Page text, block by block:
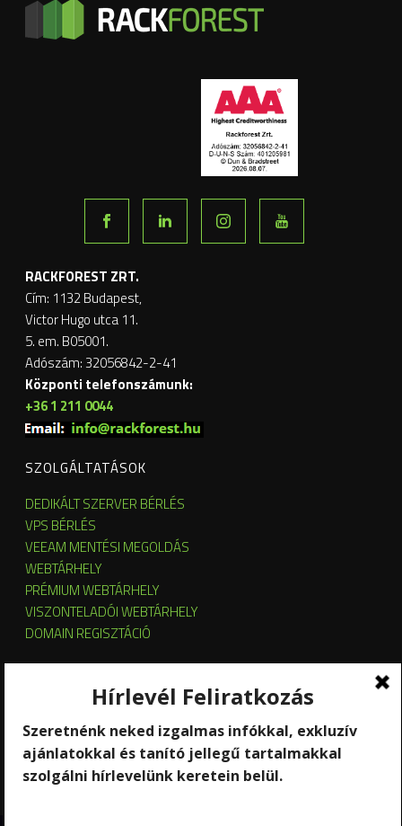
RACKFOREST ZRT.
Cím: 1132 Budapest,
Victor Hugo utca 11.
5. em. B05001.
Adószám: 32056842-2-41
Központi telefonszámunk:
+36 1 211 0044
SZOLGÁLTATÁSOK
DEDIKÁLT SZERVER BÉRLÉS
VPS BÉRLÉS
VEEAM MENTÉSI MEGOLDÁS
WEBTÁRHELY
PRÉMIUM WEBTÁRHELY
VISZONTELADÓI WEBTÁRHELY
DOMAIN REGISZTÁCIÓ
SZERVER ÜZEMELTETÉS
SZOFTVERBÉRLÉS
STREAMING